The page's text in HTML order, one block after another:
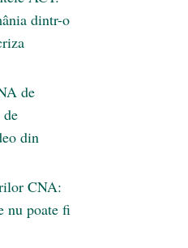
dintr-o
de
din
CNA:
nu poate fi